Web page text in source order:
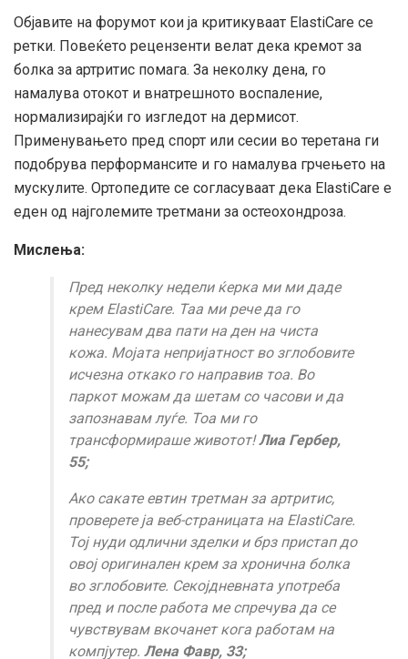
Објавите на форумот кои ја критикуваат ElastiCare се
ретки. Повеќето рецензенти велат дека кремот за
болка за артритис помага. За неколку дена, го
намалува отокот и внатрешното воспаление,
нормализирајќи го изгледот на дермисот.
Применувањето пред спорт или сесии во теретана ги
подобрува перформансите и го намалува грчењето на
мускулите. Ортопедите се согласуваат дека ElastiCare е
еден од најголемите третмани за остеохондроза.
Мислења:
Пред неколку недели ќерка ми ми даде
крем ElastiCare. Таа ми рече да го
нанесувам два пати на ден на чиста
кожа. Мојата непријатност во зглобовите
исчезна откако го направив тоа. Во
паркот можам да шетам со часови и да
запознавам луѓе. Тоа ми го
трансформираше животот!Лиа Гербер,
55;
Ако сакате евтин третман за артритис,
проверете ја веб-страницата на ElastiCare.
Тој нуди одлични зделки и брз пристап до
овој оригинален крем за хронична болка
во зглобовите. Секојдневната употреба
пред и после работа ме спречува да се
чувствувам вкочанет кога работам на
компјутер. Лена Фавр, 33;